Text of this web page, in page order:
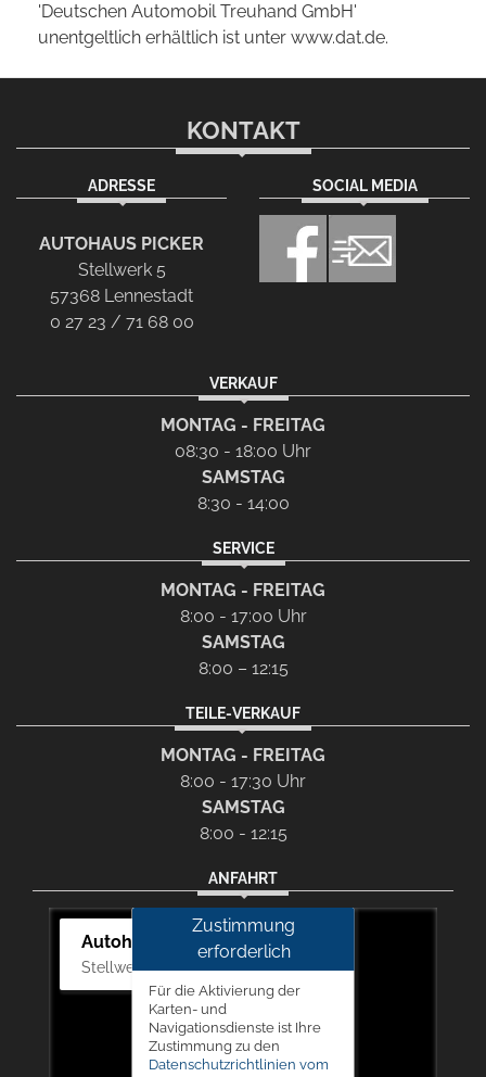
'Deutschen Automobil Treuhand GmbH'
unentgeltlich erhältlich ist unter www.dat.de.
KONTAKT
ADRESSE
AUTOHAUS PICKER
Stellwerk 5
57368 Lennestadt
0 27 23 / 71 68 00
SOCIAL MEDIA
VERKAUF
MONTAG - FREITAG
08:30 - 18:00 Uhr
SAMSTAG
8:30 - 14:00
SERVICE
MONTAG - FREITAG
8:00 - 17:00 Uhr
SAMSTAG
8:00 – 12:15
TEILE-VERKAUF
MONTAG - FREITAG
8:00 - 17:30 Uhr
SAMSTAG
8:00 - 12:15
ANFAHRT
Autohaus Picker
Stellwerk 5, 57368 Lennestadt
Zustimmung
erforderlich
Für die Aktivierung der
Karten- und
Navigationsdienste ist Ihre
Zustimmung zu den
Datenschutzrichtlinien vom